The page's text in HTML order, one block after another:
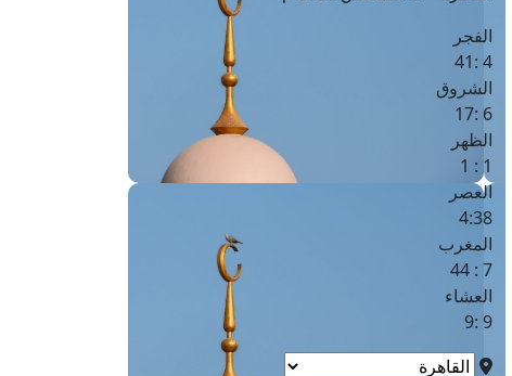
الفجر
4 :41
الشروق
6 :17
الظهر
1 : 1
العصر
4:38
المغرب
7 : 44
العشاء
9 :9